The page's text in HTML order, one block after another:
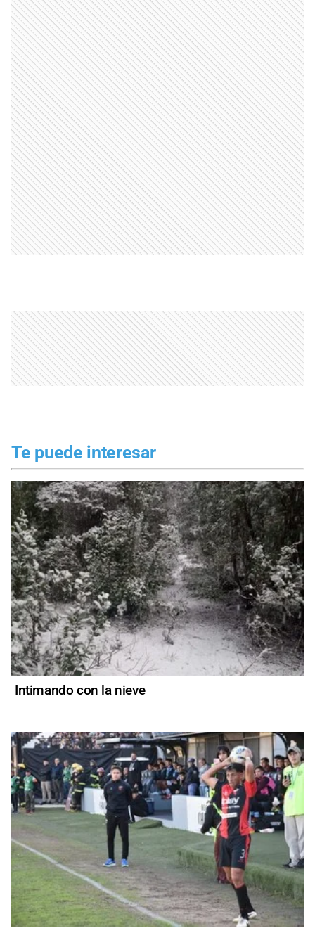
Te puede interesar
Intimando con la nieve